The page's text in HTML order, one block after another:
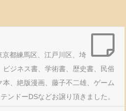
都練馬区、江戸川区、埼
ビジネス書、学術書、歴史書、民俗
、絶版漫画、藤子不二雄、ゲーム
ンドーDSなどお譲り頂きました。